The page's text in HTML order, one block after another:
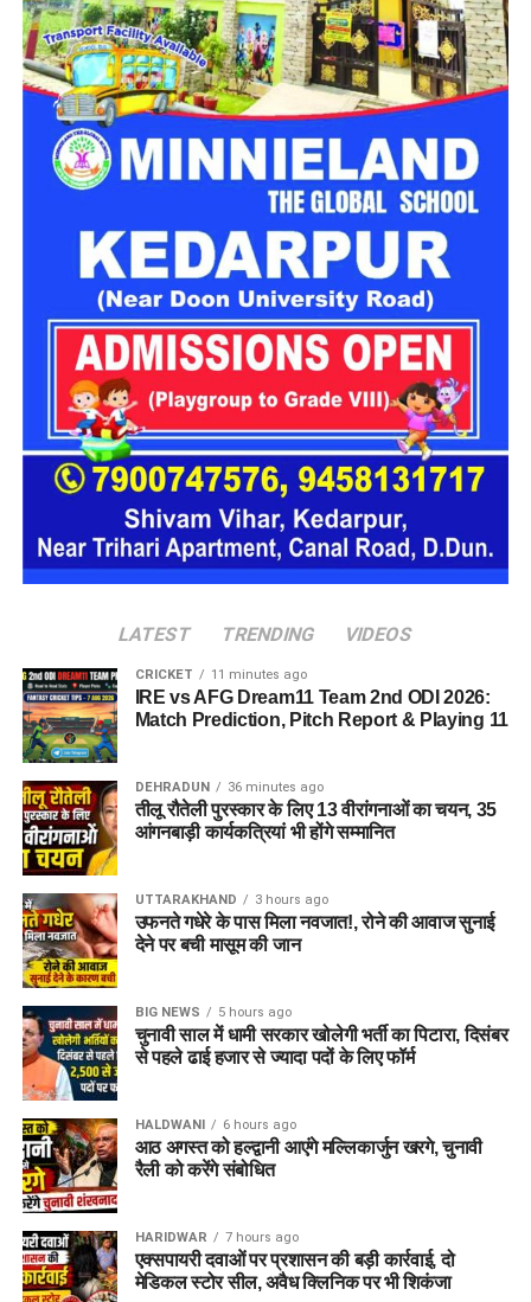
करीब 8:43 बजे दुर्घटना की सूचना प्राप्त हुई। बताया गया कि वाहन संख्या
UK13CA0826 तरसाली के समीप संतुलन खो बैठा और सैकड़ों फीट
गहरी खाई में जा गिरा।
सूचना मिलते ही एसडीआरएफ, एनडीआरएफ, स्थानीय पुलिस और 108
एम्बुलेंस की संयुक्त टीम मौके पर पहुंची। दुर्गम इलाके में कई घंटों तक चले
रेस्क्यू ऑपरेशन के दौरान राहत दल ने खाई में गिरे डंपर तक पहुंचकर दोनों
लोगों को बाहर निकालने का प्रयास किया।
दुर्घटना के कारणों का नहीं चल पाया पता
पहुंचाया। वहीं दूसरे व्यक्ति मोहन का शव भी बरामद कर लिया गया। पुलिस
जानकारी के अनुसार, हादसे के समय डंपर में दो ही लोग सवार थे। दुर्घटना
के कारणों का अभी स्पष्ट पता नहीं चल पाया है।
हादसे के बाद मृतकों के परिजनों में मचा कोहराम
इस हादसे के बाद मृतकों के परिजनों में शोक की लहर है। स्थानीय प्रशासन
ने घटना की जांच शुरू कर दी है और दुर्घटना के वास्तविक कारणों का पता
लगाने के प्रयास किए जा रहे हैं।
LATEST TRENDING VIDEOS
CRICKET 11 minutes ago
IRE vs AFG Dream11 Team 2nd ODI 2026:
Match Prediction, Pitch Report & Playing 11
DEHRADUN 36 minutes ago
तीलू रौतेली पुरस्कार के लिए 13 वीरांगनाओं का चयन, 35
आंगनबाड़ी कार्यकत्रियां भी होंगे सम्मानित
UTTARAKHAND 3 hours ago
उफनते गधेरे के पास मिला नवजात!, रोने की आवाज सुनाई
देने पर बची मासूम की जान
BIG NEWS 5 hours ago
चुनावी साल में धामी सरकार खोलेगी भर्ती का पिटारा, दिसंबर
से पहले ढाई हजार से ज्यादा पदों के लिए फॉर्म
HALDWANI 6 hours ago
आठ अगस्त को हल्द्वानी आएंगे मल्लिकार्जुन खरगे, चुनावी
रैली को करेंगे संबोधित
HARIDWAR 7 hours ago
एक्सपायरी दवाओं पर प्रशासन की बड़ी कार्रवाई, दो
मेडिकल स्टोर सील, अवैध क्लिनिक पर भी शिकंजा